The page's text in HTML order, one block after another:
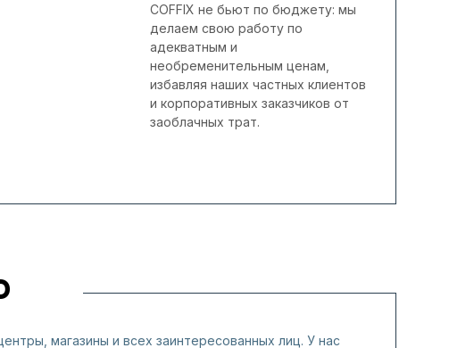
COFFIX не бьют по бюджету: мы
делаем свою работу по
адекватным и
необременительным ценам,
избавляя наших частных клиентов
и корпоративных заказчиков от
заоблачных трат.
магазины и всех заинтересованных лиц. У нас